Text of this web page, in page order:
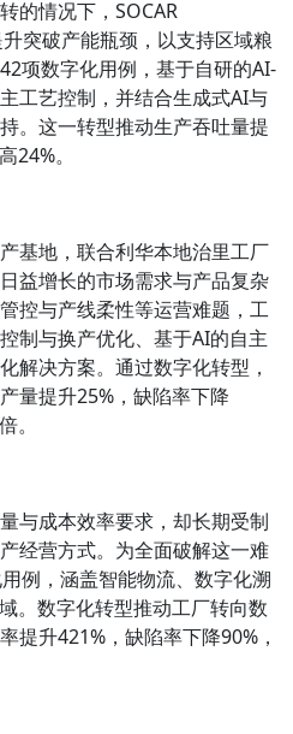
的情况下，SOCAR
突破产能瓶颈，以支持区域粮
项数字化用例，基于自研的AI-
工艺控制，并结合生成式AI与
。这一转型推动生产吞吐量提
24%。
基地，联合利华本地治里工厂
益增长的市场需求与产品复杂
控与产线柔性等运营难题，工
制与换产优化、基于AI的自主
解决方案。通过数字化转型，
量提升25%，缺陷率下降
。
与成本效率要求，却长期受制
经营方式。为全面破解这一难
例，涵盖智能物流、数字化溯
。数字化转型推动工厂转向数
提升421%，缺陷率下降90%，